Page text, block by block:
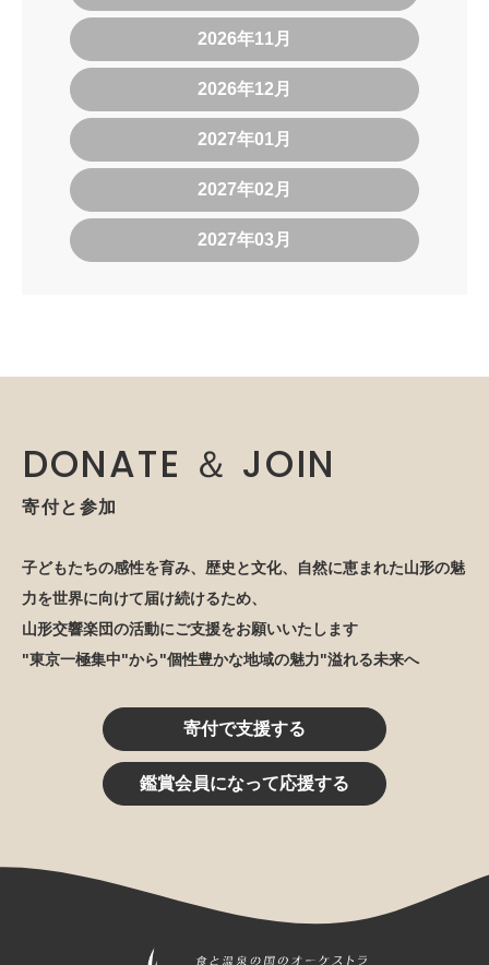
2026年11月
2026年12月
2027年01月
2027年02月
2027年03月
DONATE ＆ JOIN
寄付と参加
子どもたちの感性を育み、歴史と文化、自然に恵まれた山形の魅
力を世界に向けて届け続けるため、
山形交響楽団の活動にご支援をお願いいたします
"東京一極集中"から"個性豊かな地域の魅力"溢れる未来へ
寄付で支援する
鑑賞会員になって応援する